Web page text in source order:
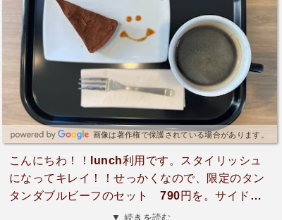
画像は著作権で保護されている場合があります。
こんにちわ！！lunch利用です。スタイリッシュ
になってキレイ！！せっかくなので、限定のタン
タンダブルビーフのセット 790円を。サイドは
ポテトと爽健美茶。ハンバーガーはソースがしっ
▼ 続きを読む